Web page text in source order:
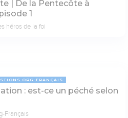
| De la Pentecôte à
1
héros de la foi
FRANÇAIS
: est-ce un péché selon
Français